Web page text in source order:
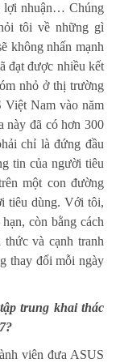
lợi nhuận… Chúng
tôi về những gì
không nhấn mạnh
đạt được nhiều kết
nhỏ ở thị trường
Việt Nam vào năm
này đã có hơn 300
chỉ là đứng đầu
tin của người tiêu
một con đường
tiêu dùng. Với tôi,
còn bằng cách
và cạnh tranh
thay đổi mỗi ngày
trung khai thác
viên đưa ASUS